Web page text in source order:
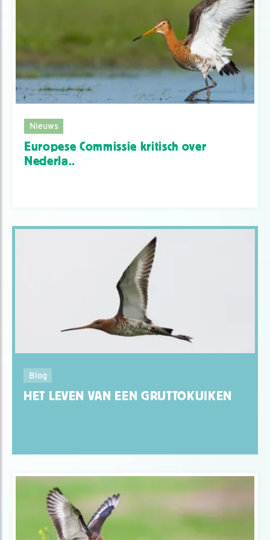
Nieuws
Europese Commissie kritisch over
Nederla..
Blog
HET LEVEN VAN EEN GRUTTOKUIKEN